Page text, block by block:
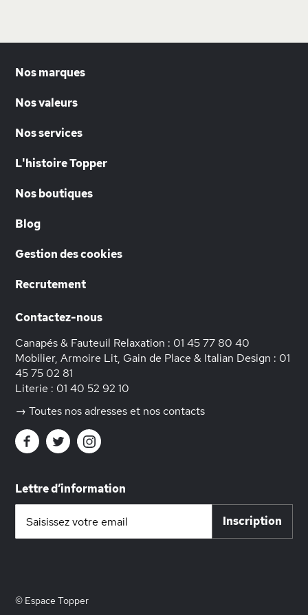
Nos marques
Nos valeurs
Nos services
L'histoire Topper
Nos boutiques
Blog
Gestion des cookies
Recrutement
Contactez-nous
Canapés & Fauteuil Relaxation : 01 45 77 80 40
Mobilier, Armoire Lit, Gain de Place & Italian Design : 01
45 75 02 81
Literie : 01 40 52 92 10
→ Toutes nos adresses et nos contacts
Lettre d’information
notre
Inscription
© Espace Topper